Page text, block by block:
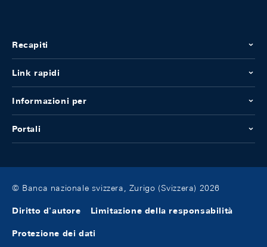
Recapiti
Link rapidi
Informazioni per
Portali
© Banca nazionale svizzera, Zurigo (Svizzera) 2026
Diritto d'autore Limitazione della responsabilità
Protezione dei dati